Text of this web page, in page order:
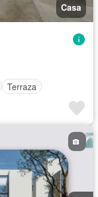
Casa
Terraza